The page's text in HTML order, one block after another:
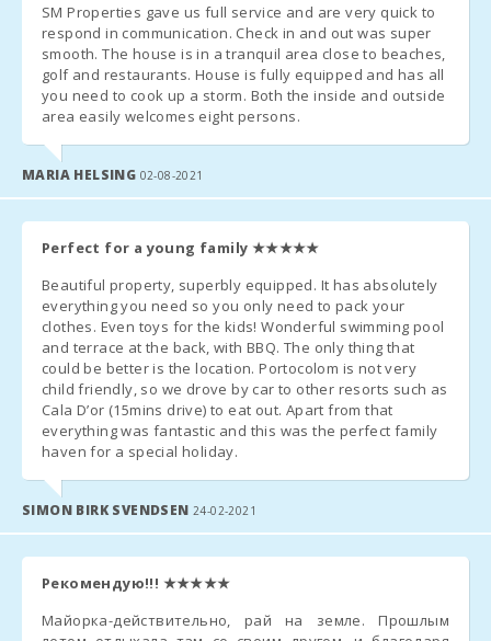
Адміністративний збір:6,3%
Паркування : на вулиці або в гаражі,без бронювання
ДЛЯ СІМЕЙ ТА ДОДАТКОВІ ОПЦІЇ
Дитяче ліжечко + стілець
Друге ліжечко: 10 €/день
ПЕРЕД ПРИБУТТЯМ
Будь ласка, зв’яжіться з агенцієюне пізніше ніж за 15 днів
до прибуття, щоб повідомитипередбачуваний час
(включно з номером рейсу/порому) та організувати
Після прибуття на Майорку надішліть
638 45 51 58та прямуйте до житла або узгодженого місця
зустрічі.
ввести дані, відсканувати паспорт і підписати — відповідно
SM Properties gave us full service and are very quick to
respond in communication. Check in and out was super
smooth. The house is in a tranquil area close to beaches,
golf and restaurants. House is fully equipped and has all
you need to cook up a storm. Both the inside and outside
area easily welcomes eight persons.
MARIA HELSING 02-08-2021
Perfect for a young family ★★★★★
Beautiful property, superbly equipped. It has absolutely
everything you need so you only need to pack your
clothes. Even toys for the kids! Wonderful swimming pool
and terrace at the back, with BBQ. The only thing that
could be better is the location. Portocolom is not very
child friendly, so we drove by car to other resorts such as
Cala D’or (15mins drive) to eat out. Apart from that
everything was fantastic and this was the perfect family
haven for a special holiday.
SIMON BIRK SVENDSEN 24-02-2021
Рекомендую!!! ★★★★★
Майорка-действительно, рай на земле. Прошлым